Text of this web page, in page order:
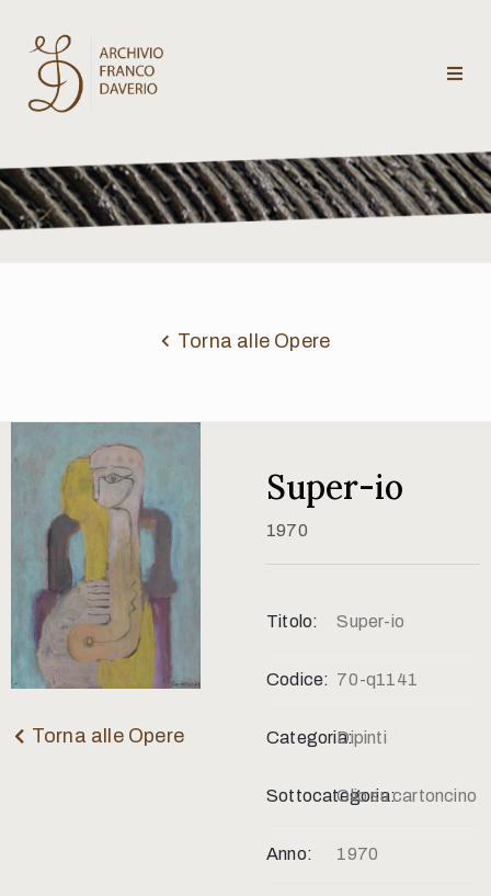
Archivio
Franco
Daverio
critici
Contatti
Torna alle Opere
Torna alle Opere
Super-io
1970
Titolo: Super-io
Codice: 70-q1141
Categoria:Dipinti
Sottocategoria:Olio su cartoncino
Anno: 1970